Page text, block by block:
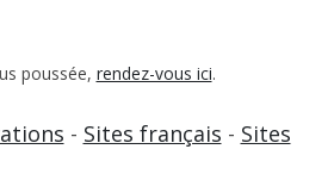
poussée, rendez-vous ici.
- Sites français - Sites